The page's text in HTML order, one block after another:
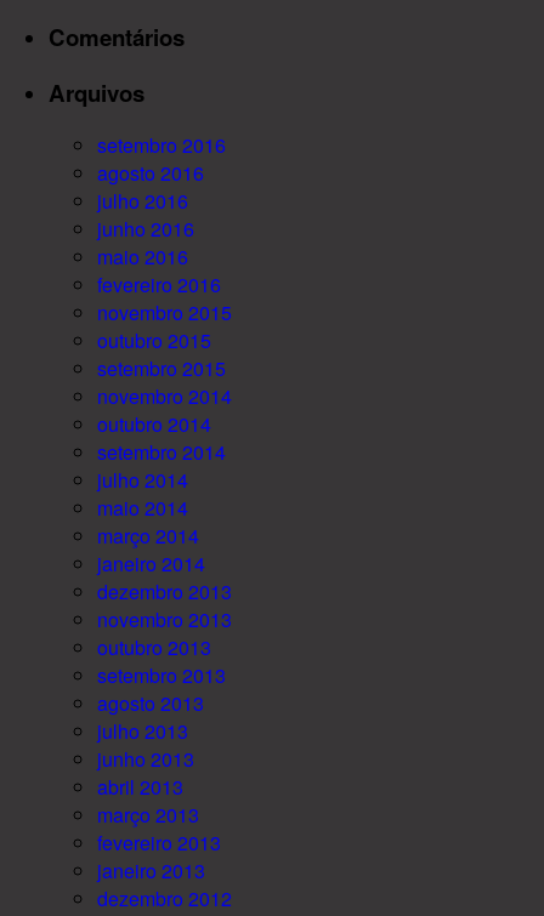
Comentários
Arquivos
setembro 2016
agosto 2016
julho 2016
junho 2016
maio 2016
fevereiro 2016
novembro 2015
outubro 2015
setembro 2015
novembro 2014
outubro 2014
setembro 2014
julho 2014
maio 2014
março 2014
janeiro 2014
dezembro 2013
novembro 2013
outubro 2013
setembro 2013
agosto 2013
julho 2013
junho 2013
abril 2013
março 2013
fevereiro 2013
janeiro 2013
dezembro 2012